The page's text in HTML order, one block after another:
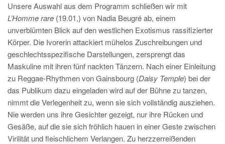
Unsere Auswahl aus dem Programm schließen wir mit
L’Homme rare (19.01,) von Nadia Beugré ab, einem
unverblümten Blick auf den westlichen Exotismus rassifizierter
Körper. Die Ivorerin attackiert mühelos Zuschreibungen und
geschlechtsspezifische Darstellungen, zersprengt das
Maskuline mit ihren fünf nackten Tänzern. Nach einer Einleitung
zu Reggae-Rhythmen von Gainsbourg (Daisy Temple) bei der
das Publikum dazu eingeladen wird auf der Bühne zu tanzen,
nimmt die Verlegenheit zu, wenn sie sich vollständig ausziehen.
Nie werden uns ihre Gesichter gezeigt, nur ihre Rücken und
Gesäße, auf die sie sich fröhlich hauen in einer Geste zwischen
Virilität und fleischlichem Verlangen. Zu herzzerreißenden